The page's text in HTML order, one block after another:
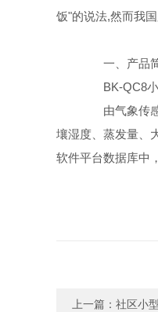
饭"的说法,然而我
一、产品
BK-QC8小型
由气象传感
壤湿度、蒸发量、
软件平台数据库中
上一篇： 社区小